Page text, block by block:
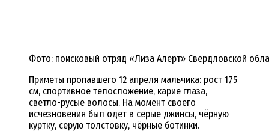
Фото: поисковый отряд «Лиза Алерт» Свердловской
Приметы пропавшего 12 апреля мальчика: рост 175
см, спортивное телосложение, карие глаза,
светло-русые волосы. На момент своего
исчезновения был одет в серые джинсы, чёрную
куртку, серую толстовку, чёрные ботинки.